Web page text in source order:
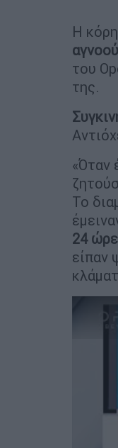
Η
του
της.
«Όταν
Το
24
είπαν